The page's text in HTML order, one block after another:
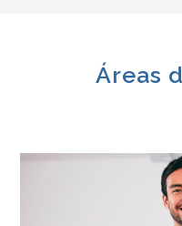
Áreas